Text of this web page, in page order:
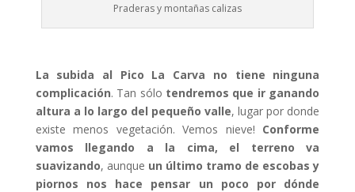
Praderas y montañas calizas
La subida al Pico La Carva no tiene ninguna
complicación. Tan sólo tendremos que ir ganando
altura a lo largo del pequeño valle, lugar por donde
existe menos vegetación. Vemos nieve! Conforme
vamos llegando a la cima, el terreno va
suavizando, aunque un último tramo de escobas y
piornos nos hace pensar un poco por dónde